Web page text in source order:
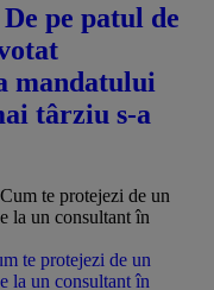
pe patul de
mandatului
târziu s-a
te protejezi de un
la un consultant în